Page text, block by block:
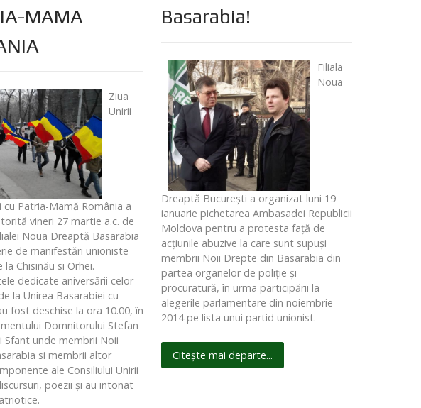
MAMA
Ziua
Unirii
cu Patria-Mamă România a
vineri 27 martie a.c. de
Noua Dreaptă Basarabia
de manifestări unioniste
Chisinău si Orhei.
dedicate aniversării celor
la Unirea Basarabiei cu
fost deschise la ora 10.00, în
Domnitorului Stefan
Sfant unde membrii Noii
si membrii altor
ale Consiliului Unirii
poezii și au intonat
Basarabia!
Filiala
Noua
Dreaptă Bucureşti a organizat luni 19
ianuarie pichetarea Ambasadei Republicii
Moldova pentru a protesta faţă de
acţiunile abuzive la care sunt supuşi
membrii Noii Drepte din Basarabia din
partea organelor de poliţie şi
procuratură, în urma participării la
alegerile parlamentare din noiembrie
2014 pe lista unui partid unionist.
Citește mai departe...